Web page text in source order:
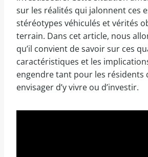
sur les réalités qui jalonnent ces
stéréotypes véhiculés et vérités
terrain. Dans cet article, nous
qu’il convient de savoir sur ces
caractéristiques et les
engendre tant pour les résidents
envisager d’y vivre ou d’investir.